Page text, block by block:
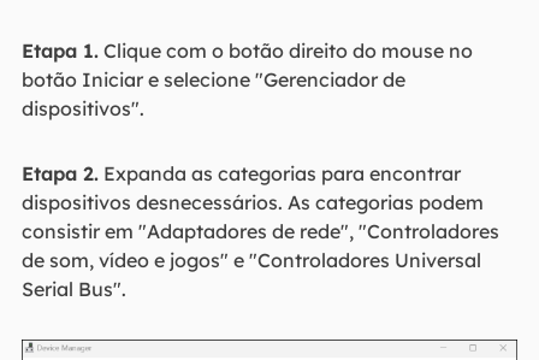
Etapa 1.Clique com o botão direito do mouse no
botão Iniciar e selecione "Gerenciador de
dispositivos".
Etapa 2.Expanda as categorias para encontrar
dispositivos desnecessários. As categorias podem
consistir em "Adaptadores de rede", "Controladores
de som, vídeo e jogos" e "Controladores Universal
Serial Bus".